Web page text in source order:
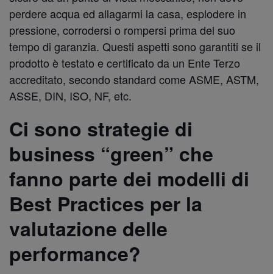
perdere acqua ed allagarmi la casa, esplodere in
pressione, corrodersi o rompersi prima del suo
tempo di garanzia. Questi aspetti sono garantiti se il
prodotto è testato e certificato da un Ente Terzo
accreditato, secondo standard come ASME, ASTM,
ASSE, DIN, ISO, NF, etc.
Ci sono strategie di
business “green” che
fanno parte dei modelli di
Best Practices per la
valutazione delle
performance?